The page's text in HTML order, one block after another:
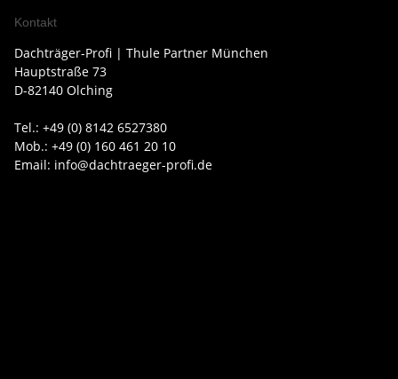
Kontakt
Dachträger-Profi | Thule Partner München
Hauptstraße 73
D-82140 Olching
Tel.: +49 (0) 8142 6527380
Mob.: +49 (0) 160 461 20 10
Email: info@dachtraeger-profi.de